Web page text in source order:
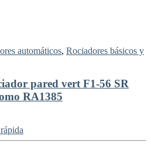
automáticos, Rociadores básicos y
pared vert F1-56 SR
RA1385